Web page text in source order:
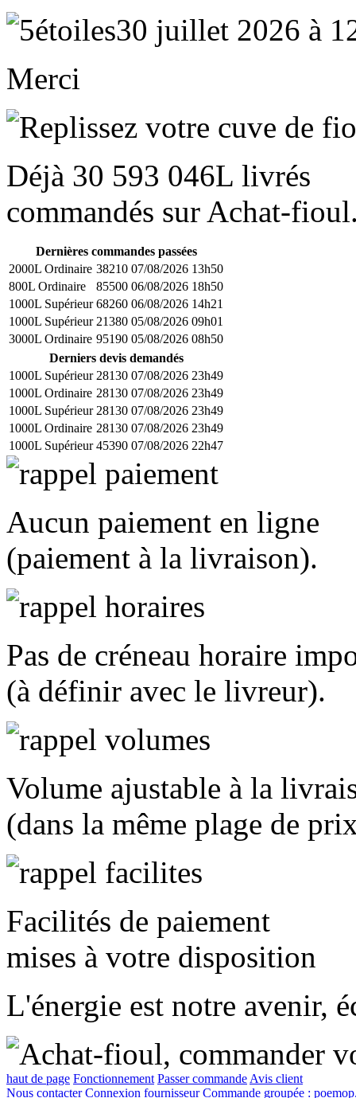
30 juillet 2026 à
Merci
Déjà 30 593 046L livrés
commandés sur Achat-
Dernières commandes passées
2000L Ordinaire 38210 07/08/2026 13h50
800L Ordinaire
85500 06/08/2026 18h50
1000L Supérieur 68260 06/08/2026 14h21
1000L Supérieur 21380 05/08/2026 09h01
3000L Ordinaire 95190 05/08/2026 08h50
Derniers devis demandés
1000L Supérieur 28130 07/08/2026 23h49
1000L Ordinaire 28130 07/08/2026 23h49
1000L Supérieur 28130 07/08/2026 23h49
1000L Ordinaire 28130 07/08/2026 23h49
1000L Supérieur 45390 07/08/2026 22h47
Aucun paiement en ligne
(paiement à la livraison).
Pas de créneau horaire
(à définir avec le livreur).
Volume ajustable à la
(dans la même plage de
Facilités de paiement
mises à votre disposition
L'énergie est notre avenir,
haut de page Fonctionnement Passer commandeAvis client
Nous contacter Connexion fournisseur Commande groupée :